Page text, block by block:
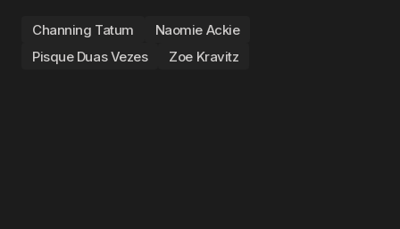
Channing Tatum
Naomie Ackie
Pisque Duas Vezes
Zoe Kravitz